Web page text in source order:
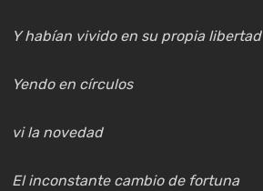
Y habían vivido en su propia libertad
Yendo en círculos
vi la novedad
El inconstante cambio de fortuna